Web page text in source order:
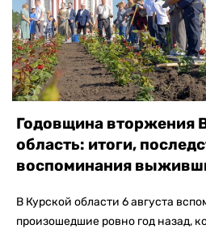
Годовщина вторжения
область: итоги,
воспоминания
В Курской области 6 августа
произошедшие ровно год назад,